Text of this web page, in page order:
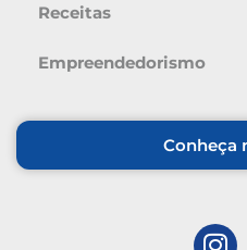
Receitas
Empreendedorismo
Conheça